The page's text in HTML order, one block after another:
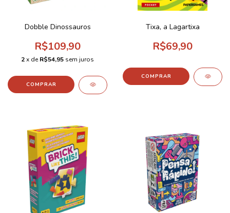
Dobble Dinossauros
R$109,90
2x deR$54,95 sem juros
Tixa, a Lagartixa
R$69,90